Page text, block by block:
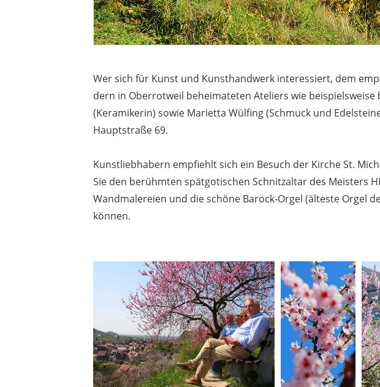
Wer sich für Kunst und Kunsthandwerk interessiert, dem
dern in Oberrotweil beheimateten Ateliers wie beispielsweise
(Keramikerin) sowie Marietta Wülfing (Schmuck und
Hauptstraße 69.
Kunstliebhabern empfiehlt sich ein Besuch der Kirche St.
Sie den berühmten spätgotischen Schnitzaltar des Meisters
Wandmalereien und die schöne Barock-Orgel (älteste Orgel
können.